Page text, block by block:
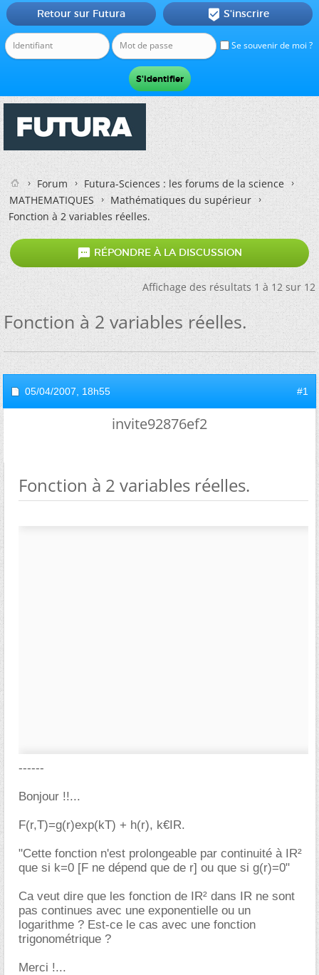
Se souvenir de moi ?
Retour sur Futura  S'inscrire
Forum
Futura-Sciences : les forums de la science
MATHEMATIQUES
Mathématiques du supérieur
Fonction à 2 variables réelles.
 RÉPONDRE À LA DISCUSSION
Affichage des résultats 1 à 12 sur 12
Fonction à 2 variables réelles.
05/04/2007, 18h55 #1
invite92876ef2
Fonction à 2 variables réelles.
------
Bonjour !!...
F(r,T)=g(r)exp(kT) + h(r), k€IR.
"Cette fonction n'est prolongeable par continuité à IR²
que si k=0 [F ne dépend que de r] ou que si g(r)=0"
Ca veut dire que les fonction de IR² dans IR ne sont
pas continues avec une exponentielle ou un
logarithme ? Est-ce le cas avec une fonction
trigonométrique ?
Merci !...